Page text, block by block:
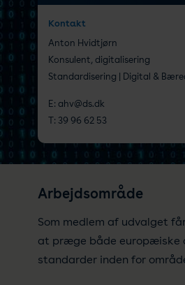
Kontakt
Anton Hvidtjørn
Konsulent, digitalisering
Standardisering | Digital &
E: ahv@ds.dk
T: 39 96 62 53
Arbejdsområde
Som medlem af udvalget
at præge både europæiske
standarder inden for